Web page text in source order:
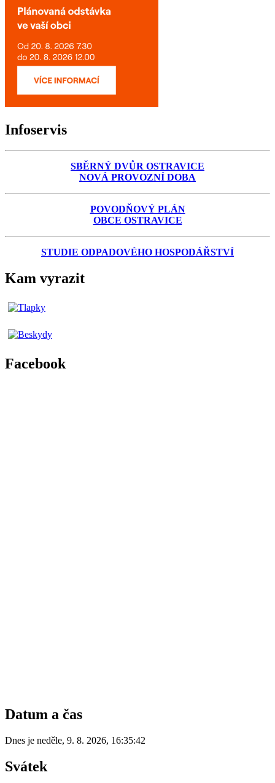
Infoservis
SBĚRNÝ DVŮR OSTRAVICE
NOVÁ PROVOZNÍ DOBA
POVODŇOVÝ PLÁN
OBCE OSTRAVICE
STUDIE ODPADOVÉHO HOSPODÁŘSTVÍ
Kam vyrazit
Facebook
Datum a čas
Dnes je neděle, 9. 8. 2026, 16:35:42
Svátek